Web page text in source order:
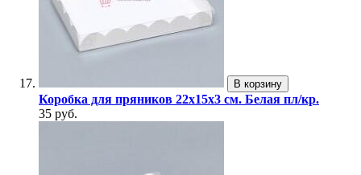
В корзину
Коробка для пряников 22х15х3 см. Белая пл/кр.
35 руб.